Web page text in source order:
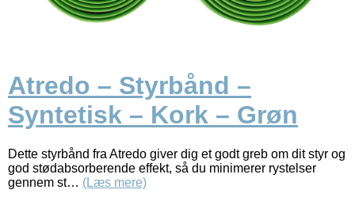
Atredo – Styrbånd –
Syntetisk – Kork – Grøn
Dette styrbånd fra Atredo giver dig et godt greb om dit styr og
god stødabsorberende effekt, så du minimerer rystelser
gennem st… (Læs mere)